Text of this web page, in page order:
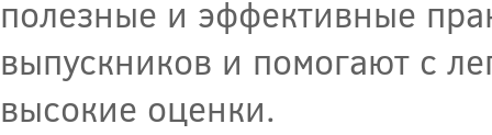
полезные и эффективные
выпускников и помогают с
высокие оценки.